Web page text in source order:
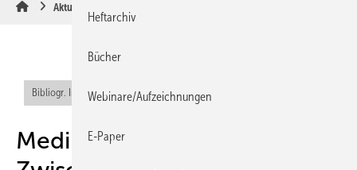
Aktuelle Meldungen
Bibliogr. Info (RIS)
Medikamentenbedingte
Heftarchiv
Bücher
Webinare/Aufzeichnungen
E-Paper